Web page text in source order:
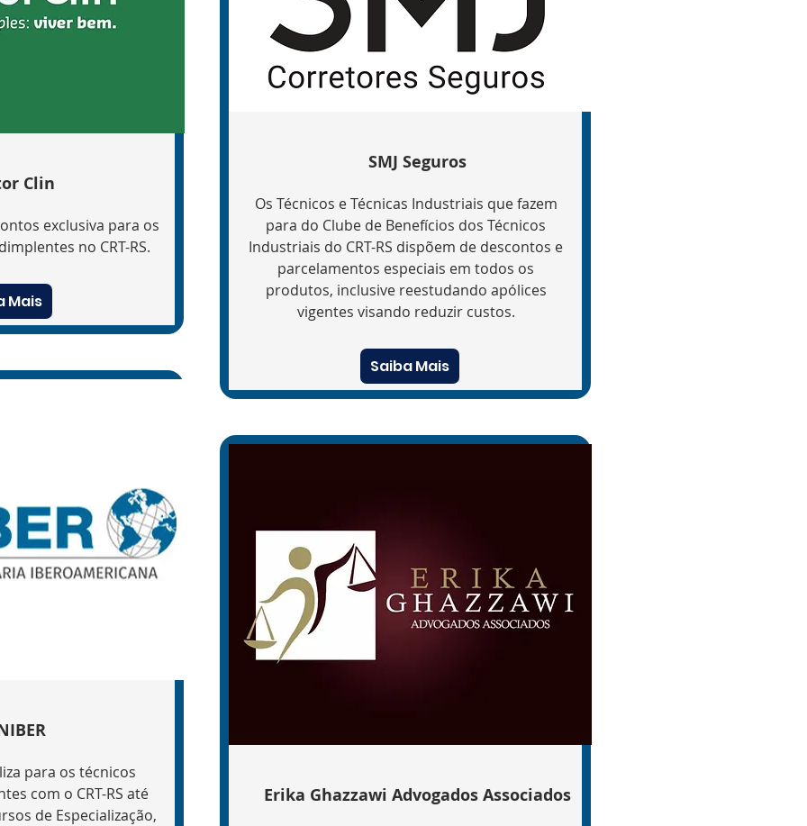
Clin
exclusiva para os
no CRT-RS.
Mais
para os técnicos
com o CRT-RS até
de Especialização,
SMJ Seguros
Os Técnicos e Técnicas Industriais que fazem
para do Clube de Benefícios dos Técnicos
Industriais do CRT-RS dispõem de descontos e
parcelamentos especiais em todos os
produtos, inclusive reestudando apólices
vigentes visando reduzir custos.
Saiba Mais
Erika Ghazzawi Advogados Associados